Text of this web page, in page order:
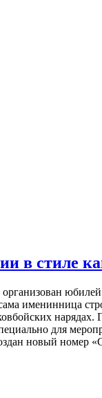
в стиле
именинница
нарядах.
для
новый номер